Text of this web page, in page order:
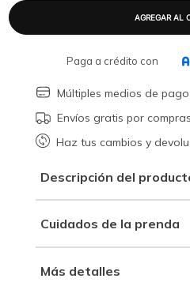
Paga a crédito con
Múltiples medios de pago
Envíos gratis por
Haz tus cambios y
Descripción del
Cuidados de la prenda
Más detalles